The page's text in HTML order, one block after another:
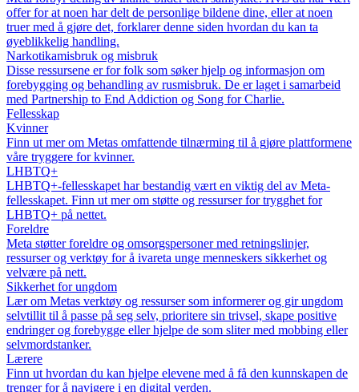
offer for at noen har delt de personlige bildene dine, eller at noen
truer med å gjøre det, forklarer denne siden hvordan du kan ta
øyeblikkelig handling.
Narkotikamisbruk og misbruk
Disse ressursene er for folk som søker hjelp og informasjon om
forebygging og behandling av rusmisbruk. De er laget i samarbeid
med Partnership to End Addiction og Song for Charlie.
Fellesskap
Kvinner
Finn ut mer om Metas omfattende tilnærming til å gjøre plattformene
våre tryggere for kvinner.
LHBTQ+
LHBTQ+-fellesskapet har bestandig vært en viktig del av Meta-
fellesskapet. Finn ut mer om støtte og ressurser for trygghet for
LHBTQ+ på nettet.
Foreldre
Meta støtter foreldre og omsorgspersoner med retningslinjer,
ressurser og verktøy for å ivareta unge menneskers sikkerhet og
velvære på nett.
Sikkerhet for ungdom
Lær om Metas verktøy og ressurser som informerer og gir ungdom
selvtillit til å passe på seg selv, prioritere sin trivsel, skape positive
endringer og forebygge eller hjelpe de som sliter med mobbing eller
selvmordstanker.
Lærere
Finn ut hvordan du kan hjelpe elevene med å få den kunnskapen de
trenger for å navigere i en digital verden.